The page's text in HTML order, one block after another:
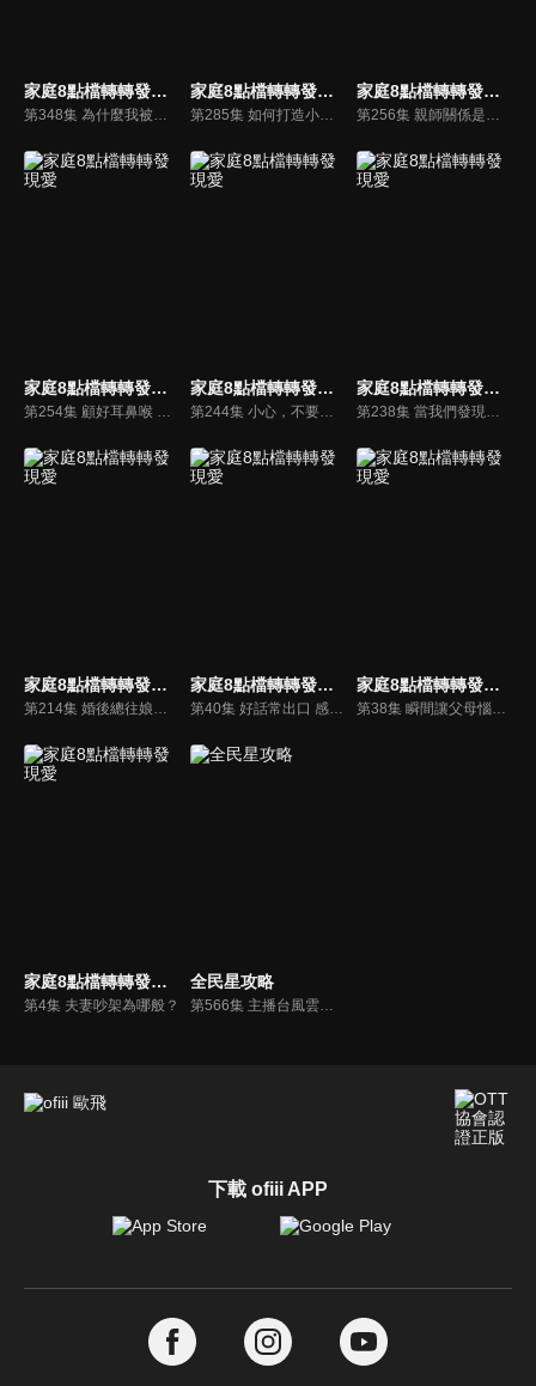
家庭8點檔轉轉發現愛 家庭8點檔轉轉發現愛
第285集 如何打造小孩的作文腦袋？
家庭8點檔轉轉發現愛
家庭8點檔轉轉發現愛 家庭8點檔轉轉發現愛
第244集 小心，不要讓意外到你我的家！
家庭8點檔轉轉發現愛
家庭8點檔轉轉發現愛
第214集 婚後總往娘家跑！？
家庭8點檔轉轉發現愛
第40集 好話常出口 感情不會走
家庭8點檔轉轉發現愛
第38集 瞬間讓父母惱怒的事
家庭8點檔轉轉發現愛
第4集 夫妻吵架為哪般？
全民星攻略
第566集 主播台風雲之戰
下載 ofiii APP